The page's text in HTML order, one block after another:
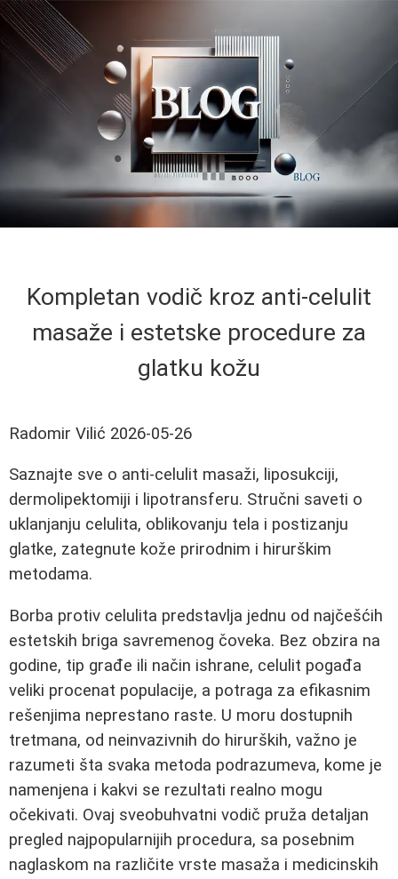
Kompletan vodič kroz anti-celulit
masaže i estetske procedure za
glatku kožu
Radomir Vilić 2026-05-26
Saznajte sve o anti-celulit masaži, liposukciji,
dermolipektomiji i lipotransferu. Stručni saveti o
uklanjanju celulita, oblikovanju tela i postizanju
glatke, zategnute kože prirodnim i hirurškim
metodama.
Borba protiv celulita predstavlja jednu od najčešćih
estetskih briga savremenog čoveka. Bez obzira na
godine, tip građe ili način ishrane, celulit pogađa
veliki procenat populacije, a potraga za efikasnim
rešenjima neprestano raste. U moru dostupnih
tretmana, od neinvazivnih do hirurških, važno je
razumeti šta svaka metoda podrazumeva, kome je
namenjena i kakvi se rezultati realno mogu
očekivati. Ovaj sveobuhvatni vodič pruža detaljan
pregled najpopularnijih procedura, sa posebnim
naglaskom na različite vrste masaža i medicinskih